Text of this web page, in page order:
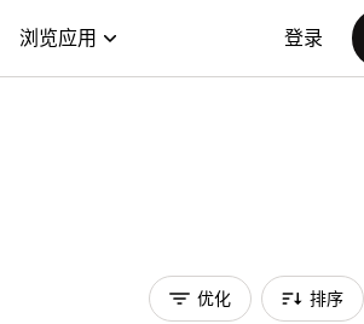
浏览应用 登录
优化 排序